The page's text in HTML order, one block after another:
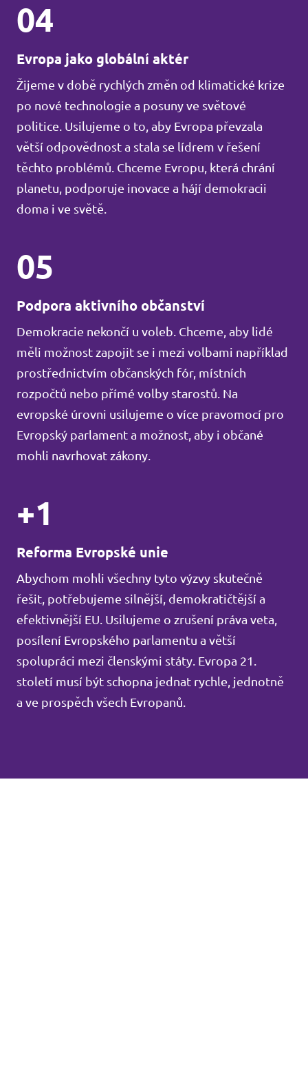
04
Evropa jako globální aktér
Žijeme v době rychlých změn od klimatické krize
po nové technologie a posuny ve světové
politice. Usilujeme o to, aby Evropa převzala
větší odpovědnost a stala se lídrem v řešení
těchto problémů. Chceme Evropu, která chrání
planetu, podporuje inovace a hájí demokracii
doma i ve světě.
05
Podpora aktivního občanství
Demokracie nekončí u voleb. Chceme, aby lidé
měli možnost zapojit se i mezi volbami například
prostřednictvím občanských fór, místních
rozpočtů nebo přímé volby starostů. Na
evropské úrovni usilujeme o více pravomocí pro
Evropský parlament a možnost, aby i občané
mohli navrhovat zákony.
+1
Reforma Evropské unie
Abychom mohli všechny tyto výzvy skutečně
řešit, potřebujeme silnější, demokratičtější a
efektivnější EU. Usilujeme o zrušení práva veta,
posílení Evropského parlamentu a větší
spolupráci mezi členskými státy. Evropa 21.
století musí být schopna jednat rychle, jednotně
a ve prospěch všech Evropanů.